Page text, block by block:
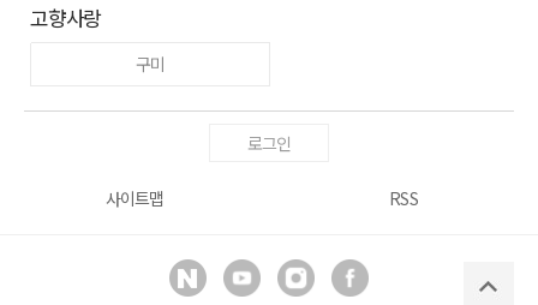
고향사랑
구미
로그인
사이트맵 RSS